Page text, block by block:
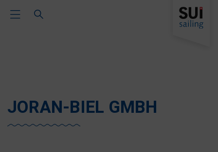
Toggle Main Navigation
JORAN-BIEL GMBH